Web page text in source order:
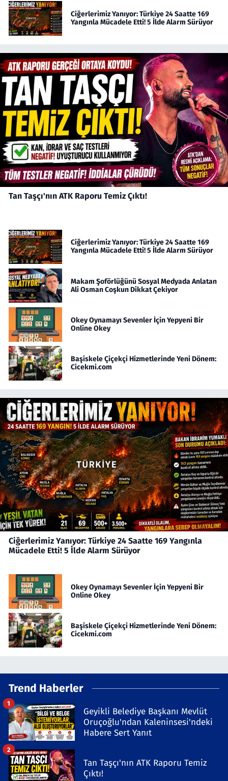
Ciğerlerimiz Yanıyor: Türkiye 24 Saatte 169
Yangınla Mücadele Etti! 5 İlde Alarm Sürüyor
Tan Taşçı'nın ATK Raporu Temiz Çıktı!
Ciğerlerimiz Yanıyor: Türkiye 24 Saatte 169
Yangınla Mücadele Etti! 5 İlde Alarm Sürüyor
Makam Şoförlüğünü Sosyal Medyada Anlatan
Ali Osman Coşkun Dikkat Çekiyor
Okey Oynamayı Sevenler İçin Yepyeni Bir
Online Okey
Başiskele Çiçekçi Hizmetlerinde Yeni Dönem:
Cicekmi.com
Ciğerlerimiz Yanıyor: Türkiye 24 Saatte 169 Yangınla
Mücadele Etti! 5 İlde Alarm Sürüyor
Okey Oynamayı Sevenler İçin Yepyeni Bir
Online Okey
Başiskele Çiçekçi Hizmetlerinde Yeni Dönem:
Cicekmi.com
Trend Haberler
Geyikli Belediye Başkanı Mevlüt
Oruçoğlu'ndan Kaleninsesi'ndeki
Habere Sert Yanıt
1
Tan Taşçı'nın ATK Raporu Temiz
Çıktı!
2